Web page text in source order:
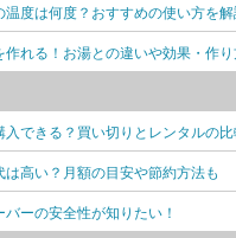
度は何度？おすすめの使い方を解
れる！お湯との違いや効果・作
できる？買い切りとレンタルの比
高い？月額の目安や節約方法も
ーの安全性が知りたい！